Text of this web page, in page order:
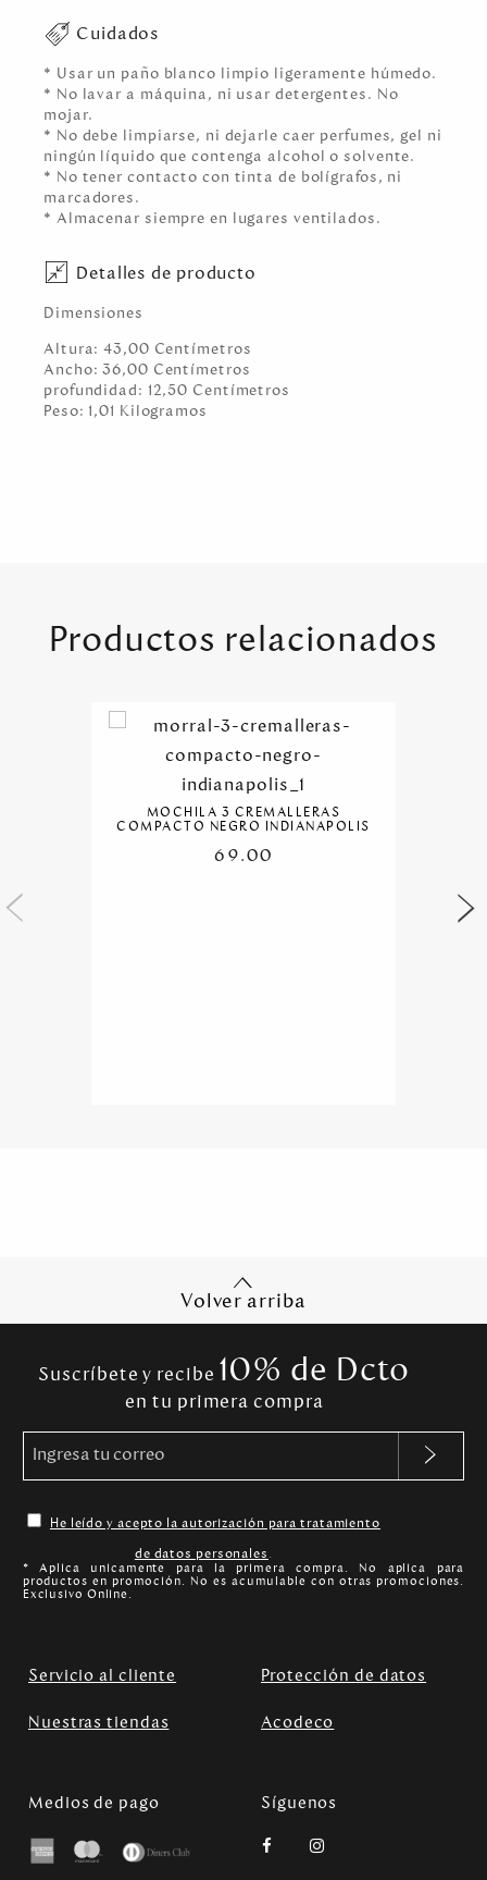
Cuidados
* Usar un paño blanco limpio ligeramente húmedo.
* No lavar a máquina, ni usar detergentes. No
mojar.
* No debe limpiarse, ni dejarle caer perfumes, gel ni
ningún líquido que contenga alcohol o solvente.
* No tener contacto con tinta de bolígrafos, ni
marcadores.
* Almacenar siempre en lugares ventilados.
Detalles de producto
Dimensiones
Altura:43,00 Centímetros
Ancho:36,00 Centímetros
profundidad: 12,50 Centímetros
Peso: 1,01 Kilogramos
Productos relacionados
MOCHILA 3 CREMALLERAS
COMPACTO NEGRO INDIANAPOLIS
69.00
Volver arriba
Suscríbete y recibe 10% de Dcto
en tu primera compra
He leído y acepto la autorización para tratamiento
de datos personales.
* Aplica unicamente para la primera compra. No aplica para
productos en promoción. No es acumulable con otras promociones.
Exclusivo Online.
Servicio al cliente Protección de datos
Nuestras tiendas Acodeco
Medios de pago Síguenos